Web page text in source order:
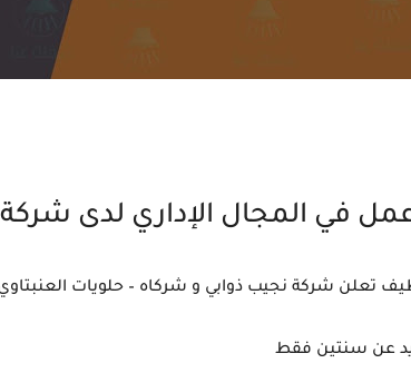
في المجال الإداري لدى شركة
تعلن شركة نجيب ذوابي و شركاه – حلويات
عن سنتين فقط